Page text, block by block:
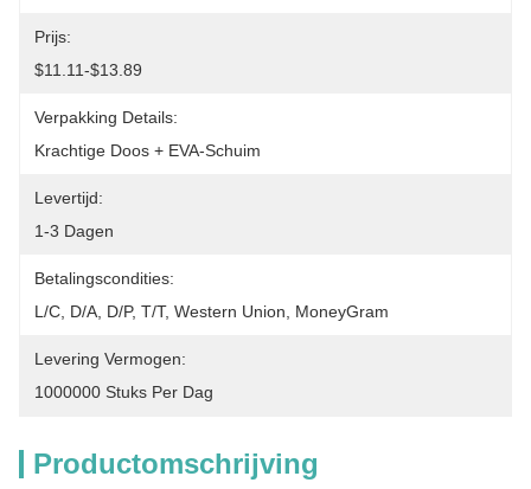
Prijs:
$11.11-$13.89
Verpakking Details:
Krachtige Doos + EVA-Schuim
Levertijd:
1-3 Dagen
Betalingscondities:
L/C, D/A, D/P, T/T, Western Union, MoneyGram
Levering Vermogen:
1000000 Stuks Per Dag
Productomschrijving